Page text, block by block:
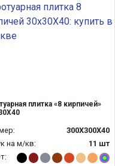
плитка «8 кирпичей»
300Х300Х40
на м/кв:
11 шт